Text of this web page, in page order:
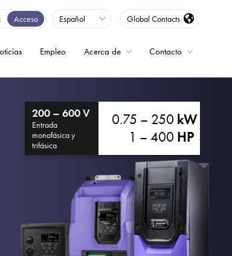
Acceso Español Global Contacts
Empleo Acerca de Contacto
200 – 600 V
Entrada
monofásica y
trifásica
0.75 – 250 kW
1 – 400 HP